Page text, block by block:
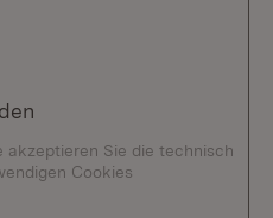
akzeptieren Sie die technisch
Cookies